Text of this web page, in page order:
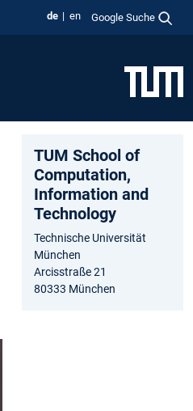
de en Google Suche
TUM School of
Computation,
Information and
Technology
Technische Universität
München
Arcisstraße 21
80333 München